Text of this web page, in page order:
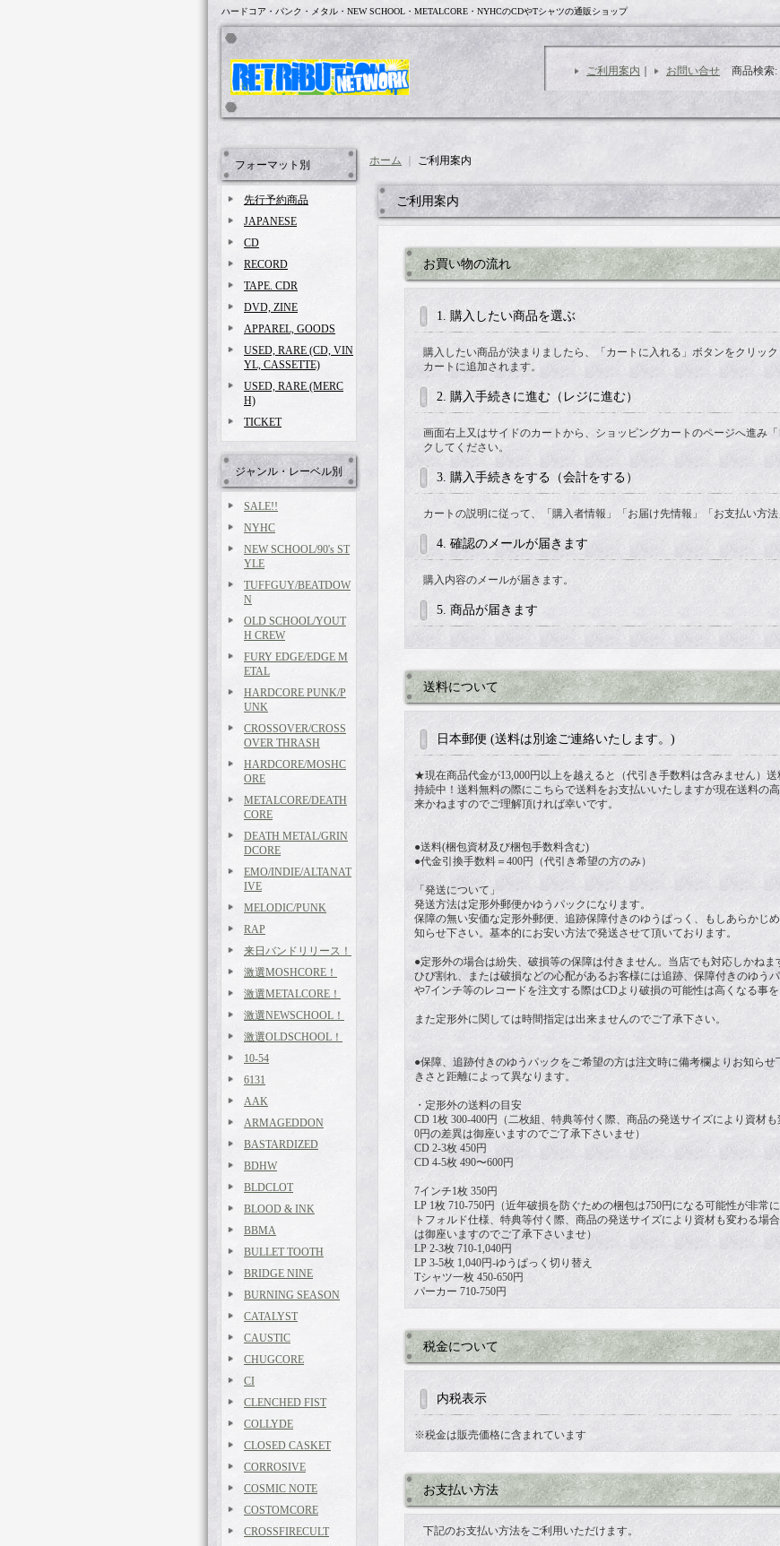
ハードコア・パンク・メタル・NEW SCHOOL・METALCORE・NYHCのCDやTシャツの通販ショップ
ご利用案内 お問い合せ 商品検索:
フォーマット別
先行予約商品
JAPANESE
CD
RECORD
TAPE. CDR
DVD, ZINE
APPAREL, GOODS
USED, RARE (CD, VIN
YL, CASSETTE)
USED, RARE (MERC
H)
TICKET
ジャンル・レーベル別
SALE!!
NYHC
NEW SCHOOL/90's ST
YLE
TUFFGUY/BEATDOW
N
OLD SCHOOL/YOUT
H CREW
FURY EDGE/EDGE M
ETAL
HARDCORE PUNK/P
UNK
CROSSOVER/CROSS
OVER THRASH
HARDCORE/MOSHC
ORE
METALCORE/DEATH
CORE
DEATH METAL/GRIN
DCORE
EMO/INDIE/ALTANAT
IVE
MELODIC/PUNK
RAP
来日バンドリリース！
激選MOSHCORE！
激選METALCORE！
激選NEWSCHOOL！
激選OLDSCHOOL！
10-54
6131
AAK
ARMAGEDDON
BASTARDIZED
BDHW
BLDCLOT
BLOOD & INK
BBMA
BULLET TOOTH
BRIDGE NINE
BURNING SEASON
CATALYST
CAUSTIC
CHUGCORE
CI
CLENCHED FIST
COLLYDE
CLOSED CASKET
CORROSIVE
COSMIC NOTE
COSTOMCORE
CROSSFIRECULT
ホーム ご利用案内
ご利用案内
お買い物の流れ
1. 購入したい商品を選ぶ
購入したい商品が決まりましたら、「カートに入れる」ボタンをクリッ
カートに追加されます。
2. 購入手続きに進む（レジに進む）
画面右上又はサイドのカートから、ショッピングカートのページへ進み
クしてください。
3. 購入手続きをする（会計をする）
カートの説明に従って、「購入者情報」「お届け先情報」「お支払い方法
4. 確認のメールが届きます
購入内容のメールが届きます。
5. 商品が届きます
送料について
日本郵便 (送料は別途ご連絡いたします。)
★現在商品代金が13,000円以上を越えると（代引き手数料は含みません）
持続中！送料無料の際にこちらで送料をお支払いいたしますが現在送料の
来かねますのでご理解頂ければ幸いです。
●送料(梱包資材及び梱包手数料含む)
●代金引換手数料＝400円（代引き希望の方のみ）
「発送について」
発送方法は定形外郵便かゆうパックになります。
保障の無い安価な定形外郵便、追跡保障付きのゆうぱっく、もしあらかじ
知らせ下さい。基本的にお安い方法で発送させて頂いております。
●定形外の場合は紛失、破損等の保障は付きません。当店でも対応しかね
ひび割れ、または破損などの心配があるお客様には追跡、保障付きのゆう
や7インチ等のレコードを注文する際はCDより破損の可能性は高くなる事を
また定形外に関しては時間指定は出来ませんのでご了承下さい。
●保障、追跡付きのゆうパックをご希望の方は注文時に備考欄よりお知らせ
きさと距離によって異なります。
・定形外の送料の目安
CD 1枚 300-400円（二枚組、特典等付く際、商品の発送サイズにより資材
0円の差異は御座いますのでご了承下さいませ）
CD 2-3枚 450円
CD 4-5枚 490〜600円
7インチ1枚 350円
LP 1枚 710-750円（近年破損を防ぐための梱包は750円になる可能性が非常
トフォルド仕様、特典等付く際、商品の発送サイズにより資材も変わる場
は御座いますのでご了承下さいませ）
LP 2-3枚 710-1,040円
LP 3-5枚 1,040円-ゆうぱっく切り替え
Tシャツ一枚 450-650円
パーカー 710-750円
税金について
内税表示
※税金は販売価格に含まれています
お支払い方法
下記のお支払い方法をご利用いただけます。